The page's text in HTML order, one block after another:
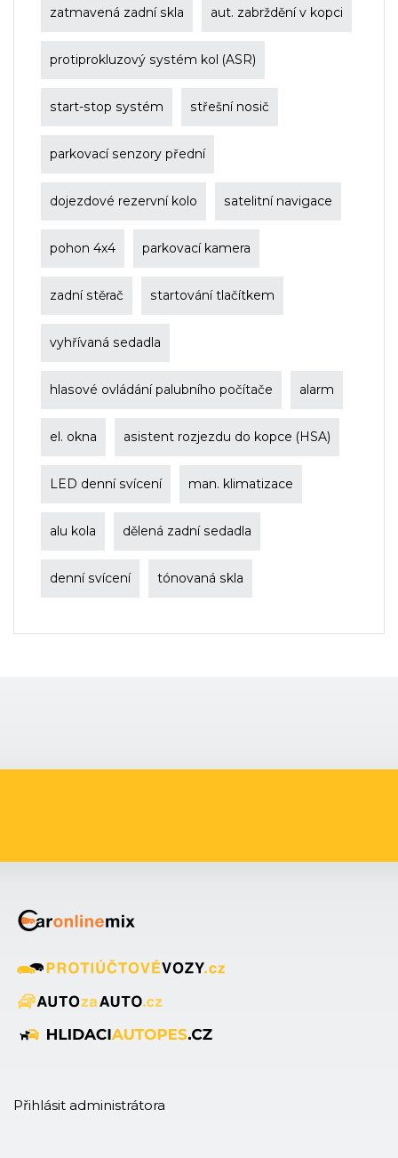
zatmavená zadní skla aut. zabrždění v kopci
protiprokluzový systém kol (ASR)
start-stop systém střešní nosič
parkovací senzory přední
dojezdové rezervní kolo satelitní navigace
pohon 4x4 parkovací kamera
zadní stěrač startování tlačítkem
vyhřívaná sedadla
hlasové ovládání palubního počítače alarm
el. okna asistent rozjezdu do kopce (HSA)
LED denní svícení man. klimatizace
alu kola dělená zadní sedadla
denní svícení tónovaná skla
Přihlásit administrátora